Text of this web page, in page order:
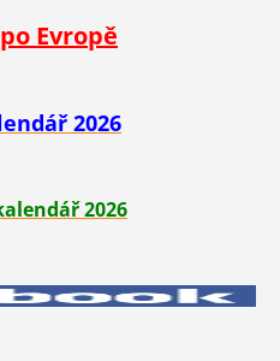
Evropě
2026
2026